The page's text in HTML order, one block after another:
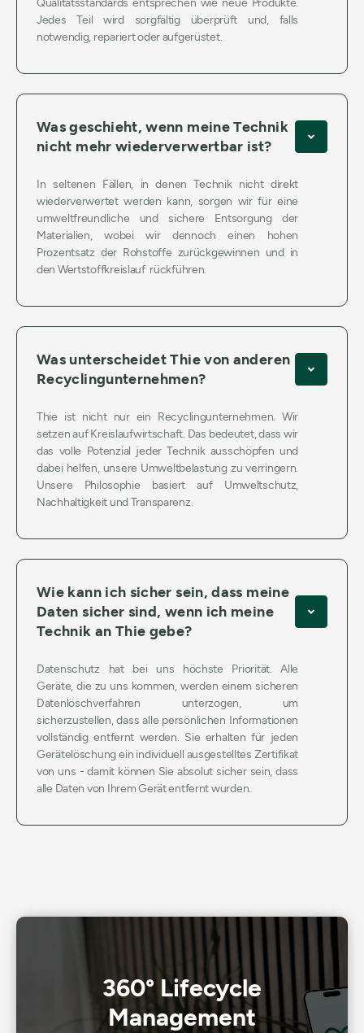
Jedes Teil wird sorgfältig überprüft und, falls
notwendig, repariert oder aufgerüstet.
Was geschieht, wenn meine Technik
nicht mehr wiederverwertbar ist?
In seltenen Fällen, in denen Technik nicht direkt
wiederverwertet werden kann, sorgen wir für eine
umweltfreundliche und sichere Entsorgung der
Materialien, wobei wir dennoch einen hohen
Prozentsatz der Rohstoffe zurückgewinnen und in
den Wertstoffkreislauf rückführen.
Was unterscheidet Thie von anderen
Recyclingunternehmen?
Thie ist nicht nur ein Recyclingunternehmen. Wir
setzen auf Kreislaufwirtschaft. Das bedeutet, dass wir
das volle Potenzial jeder Technik ausschöpfen und
dabei helfen, unsere Umweltbelastung zu verringern.
Unsere Philosophie basiert auf Umweltschutz,
Nachhaltigkeit und Transparenz.
Wie kann ich sicher sein, dass meine
Daten sicher sind, wenn ich meine
Technik an Thie gebe?
Datenschutz hat bei uns höchste Priorität. Alle
Geräte, die zu uns kommen, werden einem sicheren
Datenlöschverfahren unterzogen, um
sicherzustellen, dass alle persönlichen Informationen
vollständig entfernt werden. Sie erhalten für jeden
Gerätelöschung ein individuell ausgestelltes Zertifikat
von uns - damit können Sie absolut sicher sein, dass
alle Daten von Ihrem Gerät entfernt wurden.
360° Lifecycle
Management